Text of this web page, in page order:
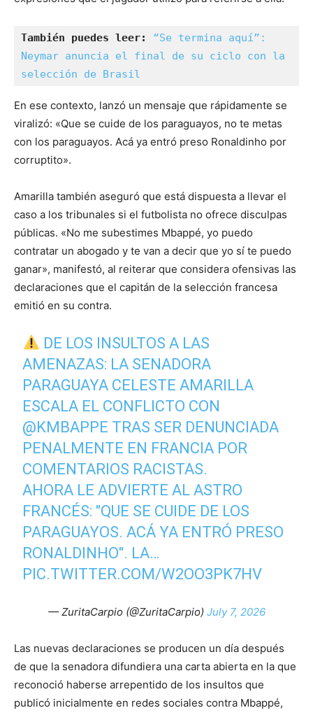
También puedes leer:
“Se termina aquí”:
Neymar anuncia el final de su ciclo con la
selección de Brasil
En ese contexto, lanzó un mensaje que rápidamente se
viralizó: «Que se cuide de los paraguayos, no te metas
con los paraguayos. Acá ya entró preso Ronaldinho por
corruptito».
Amarilla también aseguró que está dispuesta a llevar el
caso a los tribunales si el futbolista no ofrece disculpas
públicas. «No me subestimes Mbappé, yo puedo
contratar un abogado y te van a decir que yo sí te puedo
ganar», manifestó, al reiterar que considera ofensivas las
declaraciones que el capitán de la selección francesa
emitió en su contra.
DE LOS INSULTOS A LAS
AMENAZAS: LA SENADORA
PARAGUAYA CELESTE AMARILLA
ESCALA EL CONFLICTO CON
@KMBAPPE TRAS SER DENUNCIADA
PENALMENTE EN FRANCIA POR
COMENTARIOS RACISTAS.
AHORA LE ADVIERTE AL ASTRO
FRANCÉS: "QUE SE CUIDE DE LOS
PARAGUAYOS. ACÁ YA ENTRÓ PRESO
RONALDINHO". LA…
PIC.TWITTER.COM/W2OO3PK7HV
— ZuritaCarpio (@ZuritaCarpio) July 7, 2026
Las nuevas declaraciones se producen un día después
de que la senadora difundiera una carta abierta en la que
reconoció haberse arrepentido de los insultos que
publicó inicialmente en redes sociales contra Mbappé,